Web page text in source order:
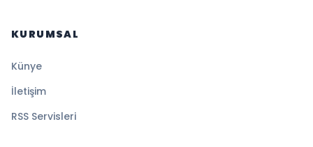
KURUMSAL
Künye
İletişim
RSS Servisleri